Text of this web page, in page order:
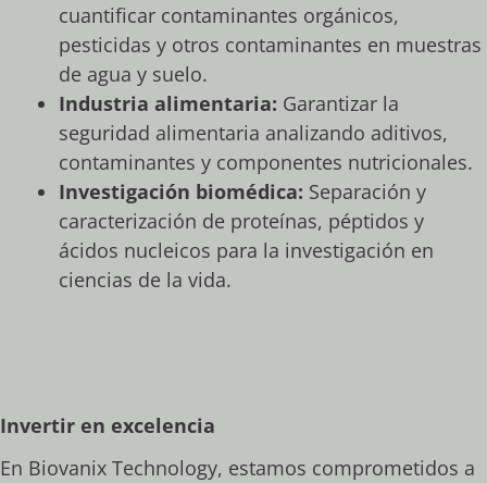
cuantificar contaminantes orgánicos,
pesticidas y otros contaminantes en muestras
de agua y suelo.
Industria alimentaria: Garantizar la
seguridad alimentaria analizando aditivos,
contaminantes y componentes nutricionales.
Investigación biomédica: Separación y
caracterización de proteínas, péptidos y
ácidos nucleicos para la investigación en
ciencias de la vida.
Invertir en excelencia
En Biovanix Technology, estamos comprometidos a